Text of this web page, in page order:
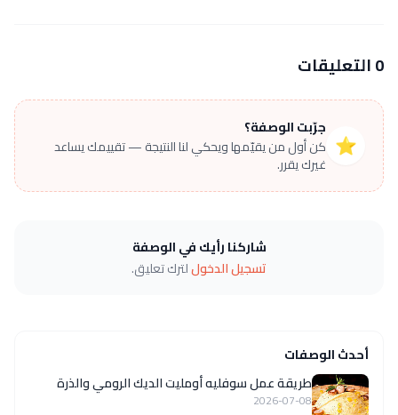
0 التعليقات
⭐
جرّبت الوصفة؟
كن أول من يقيّمها ويحكي لنا النتيجة — تقييمك يساعد
غيرك يقرر.
شاركنا رأيك في الوصفة
تسجيل الدخوللترك تعليق.
أحدث الوصفات
طريقة عمل سوفليه أومليت الديك الرومي والذرة
2026-07-08